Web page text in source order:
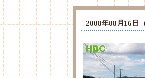
2008年08月16